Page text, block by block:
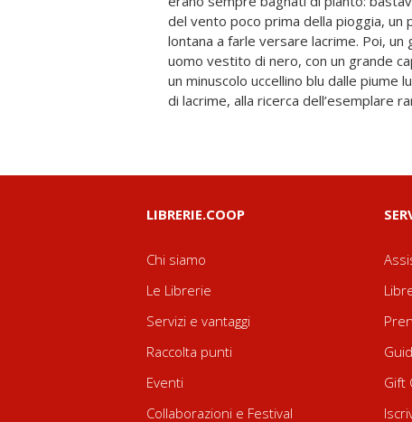
del vento poco prima della pioggia, un
lontana a farle versare lacrime. Poi, un
uomo vestito di nero, con un grande
un minuscolo uccellino blu dalle piume
di lacrime, alla ricerca dell’esemplare
dell’uccellino blu, la bambina
durante il cammino – come narra
delicato e visionario, che ricorda una
LIBRERIE.COOP
Chi siamo
Le Librerie
Servizi e vantaggi
Raccolta punti
Eventi
Collaborazioni e Festival
Gift